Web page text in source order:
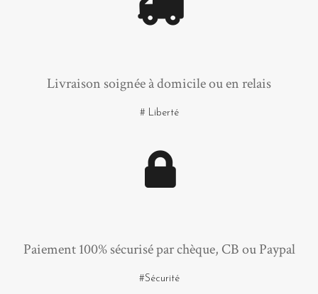
Livraison soignée à domicile ou en relais
# Liberté
Paiement 100% sécurisé par chèque, CB ou Paypal
#Sécurité